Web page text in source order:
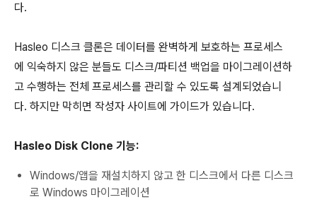
다.
Hasleo 디스크 클론은 데이터를 완벽하게 보호하는 프로세스
에 익숙하지 않은 분들도 디스크/파티션 백업을 마이그레이션하
고 수행하는 전체 프로세스를 관리할 수 있도록 설계되었습니
다. 하지만 막히면 작성자 사이트에 가이드가 있습니다.
Hasleo Disk Clone 기능:
Windows/앱을 재설치하지 않고 한 디스크에서 다른 디스크
로 Windows 마이그레이션